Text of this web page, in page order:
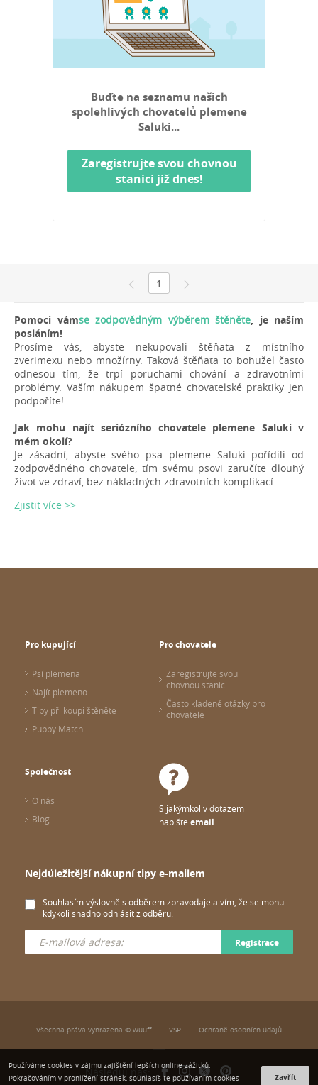
Buďte na seznamu našich
spolehlivých chovatelů plemene
Saluki...
Zaregistrujte svou chovnou
stanici již dnes!
1
Pomoci vámse zodpovědným výběrem štěněte, je naším
posláním!
Prosíme vás, abyste nekupovali štěňata z místního
zverimexu nebo množírny. Taková štěňata to bohužel často
odnesou tím, že trpí poruchami chování a zdravotními
problémy. Vaším nákupem špatné chovatelské praktiky jen
podpoříte!
Jak mohu najít seriózního chovatele plemene Saluki v
mém okolí?
Je zásadní, abyste svého psa plemene Saluki pořídili od
zodpovědného chovatele, tím svému psovi zaručíte dlouhý
život ve zdraví, bez nákladných zdravotních komplikací.
Zjistit více >>
Pro kupující
Psí plemena
Najít plemeno
Tipy při koupi štěněte
Puppy Match
Pro chovatele
Zaregistrujte svou
chovnou stanici
Často kladené otázky pro
chovatele
Společnost
O nás
Blog
S jakýmkoliv dotazem
napište email
Nejdůležitější nákupní tipy e-mailem
Souhlasím výslovně s odběrem zpravodaje a vím, že se mohu
kdykoli snadno odhlásit z odběru.
Registrace
Všechna práva vyhrazena © wuuff VSP Ochraně osobních údajů
Následuj nás:
Používáme cookies v zájmu zajištění lepších online zážitků.
Pokračováním v prohlížení stránek, souhlasíš te používáním cookies
Zavřít